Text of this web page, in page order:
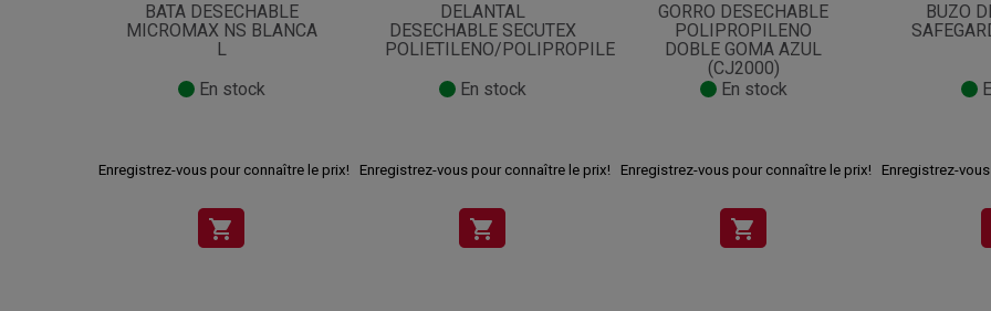
BATA DESECHABLE
MICROMAX NS BLANCA
L
En stock
Enregistrez-vous pour connaître le prix!
shopping_cart
DELANTAL
DESECHABLE SECUTEX
POLIETILENO/POLIPROPILENO(100U)
En stock
Enregistrez-vous pour connaître le prix!
shopping_cart
GORRO DESECHABLE
POLIPROPILENO
DOBLE GOMA AZUL
(CJ2000)
En stock
Enregistrez-vous pour connaître le prix!
shopping_cart
BUZO
Enregistrez-